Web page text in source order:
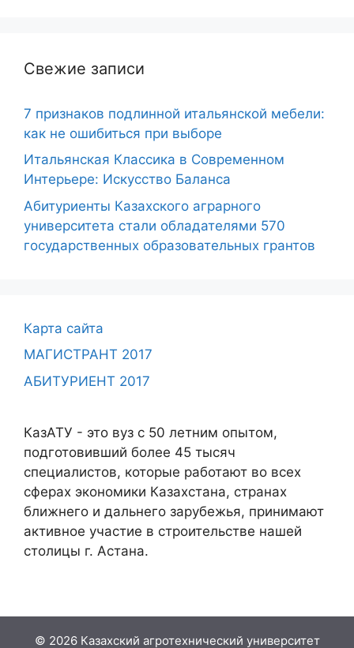
Свежие записи
7 признаков подлинной итальянской мебели:
как не ошибиться при выборе
Итальянская Классика в Современном
Интерьере: Искусство Баланса
Абитуриенты Казахского аграрного
университета стали обладателями 570
государственных образовательных грантов
Карта сайта
МАГИСТРАНТ 2017
АБИТУРИЕНТ 2017
КазАТУ - это вуз с 50 летним опытом,
подготовивший более 45 тысяч
специалистов, которые работают во всех
сферах экономики Казахстана, странах
ближнего и дальнего зарубежья, принимают
активное участие в строительстве нашей
столицы г. Астана.
© 2026 Казахский агротехнический университет